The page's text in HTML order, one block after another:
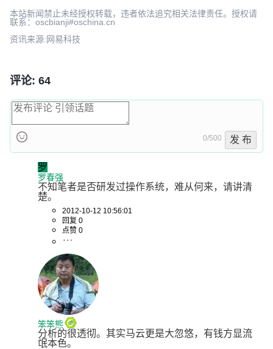
本站新闻禁止未经授权转载，违者依法追究相关法律责任。授权请
联系：oscbianji#oschina.cn
资讯来源:网易科技
评论: 64
0/500 发 布
罗
罗春强
不知笔者是否研发过操作系统，难从何来，请讲清
楚。
2012-10-12 10:56:01
回复 0
点赞 0
笨笨熊
分析的很透彻。其实马云更是大忽悠，有钱方显流
氓本色。